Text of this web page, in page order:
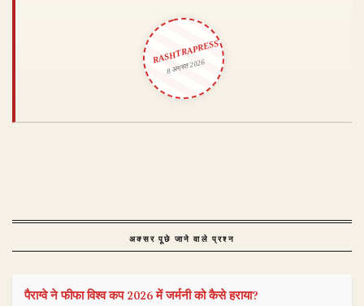
RASHTRAPRESS
8 अगस्त 2026
अक्सर पूछे जाने वाले प्रश्न
पैराग्वे ने फीफा विश्व कप 2026 में जर्मनी को कैसे हराया?